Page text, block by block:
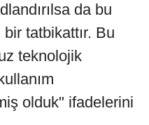
da bu
tatbikattır. Bu
teknolojik
olduk" ifadelerini